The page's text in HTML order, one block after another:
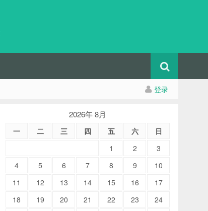
登录
2026年 8月
一 二 三 四 五 六
日
1
2
3
4
5 6 7 8 9
10
11
12 13 14 15 16
17
18
19 20 21 22 23
24